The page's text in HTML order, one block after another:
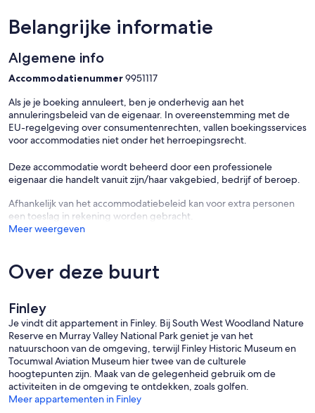
Belangrijke informatie
Algemene info
Accommodatienummer9951117
Als je je boeking annuleert, ben je onderhevig aan het
annuleringsbeleid van de eigenaar. In overeenstemming met de
EU-regelgeving over consumentenrechten, vallen boekingsservices
voor accommodaties niet onder het herroepingsrecht.
Deze accommodatie wordt beheerd door een professionele
eigenaar die handelt vanuit zijn/haar vakgebied, bedrijf of beroep.
Afhankelijk van het accommodatiebeleid kan voor extra personen
een toeslag in rekening worden gebracht.
Meer weergeven
Over deze buurt
Finley
Je vindt dit appartement in Finley. Bij South West Woodland Nature
Reserve en Murray Valley National Park geniet je van het
natuurschoon van de omgeving, terwijl Finley Historic Museum en
Tocumwal Aviation Museum hier twee van de culturele
hoogtepunten zijn. Maak van de gelegenheid gebruik om de
activiteiten in de omgeving te ontdekken, zoals golfen.
Meer appartementen in Finley